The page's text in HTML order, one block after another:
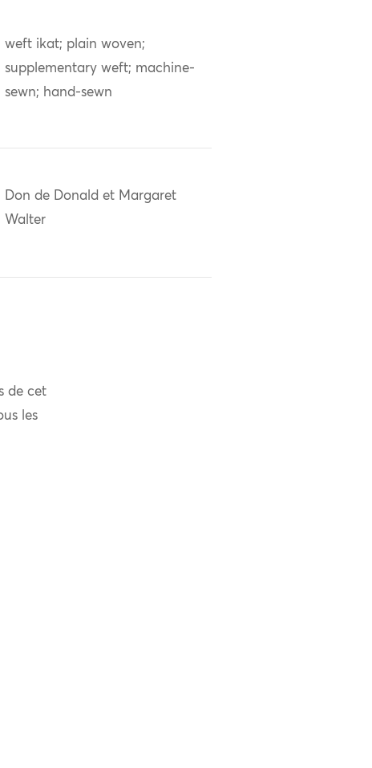
weft ikat; plain woven;
supplementary weft; machine-
sewn; hand-sewn
Don de Donald et Margaret
Walter
de cet
les